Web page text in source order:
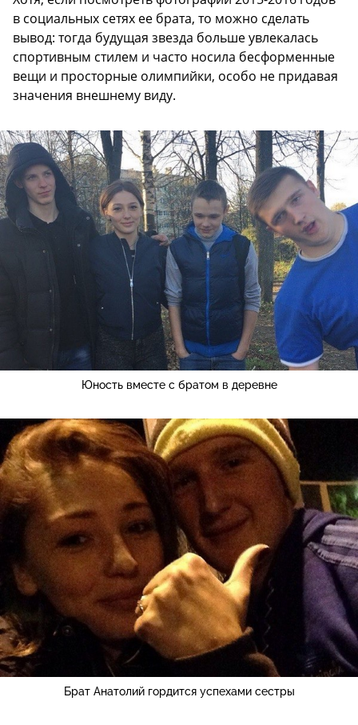
в социальных сетях ее брата, то можно сделать
вывод: тогда будущая звезда больше увлекалась
спортивным стилем и часто носила бесформенные
вещи и просторные олимпийки, особо не придавая
значения внешнему виду.
Юность вместе с братом в деревне
Брат Анатолий гордится успехами сестры